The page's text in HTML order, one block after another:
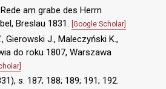
am grabe des Herrn
Breslau 1831. [Google Scholar]
Gierowski J., Maleczyński K.,
do roku 1807, Warszawa
s. 187; 188; 189; 191; 192.